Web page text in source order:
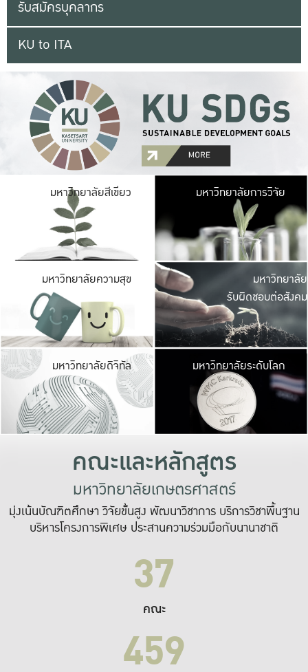
รับสมัครบุคลากร
KU to ITA
มหาวิทยาลัยสีเขียว มหาวิ
มีพื้นที่เขียวสดใส
เป็นป่าในเมือง เกษต
มหาวิทยาลัยการวิจัย
มหาวิทยาลัยความสุข มหาวิ
ค
เปิดประ
และพบเรื่องราวใ
มหาวิทยาลัย
รับผิดชอบต่อสังคม
มหาวิทยาลัยดิจิทัล มหาวิ
เปลี่ยนแปลง แล
เพื่อทำง
ระบบสารสนเทศ
มหาวิทยาลัยระดับโลก
คณะและหลักสูตร
มหาวิทยาลัยเกษตรศาสตร์
มุ่งเน้นบัณฑิตศึกษา วิจัยขั้นสูง พัฒนาวิชาการ บริการวิชาพื้นฐาน
บริหารโครงการพิเศษ ประสานความร่วมมือกับนานาชาติ
37
คณะ
459